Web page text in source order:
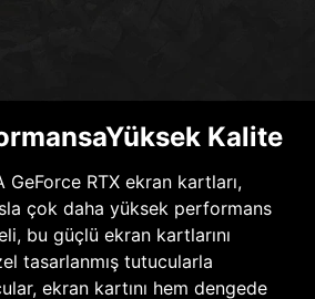
Kalite
GeForce RTX ekran kartları,
çok daha yüksek performans
bu güçlü ekran kartlarını
tasarlanmış tutucularla
ekran kartını hem dengede